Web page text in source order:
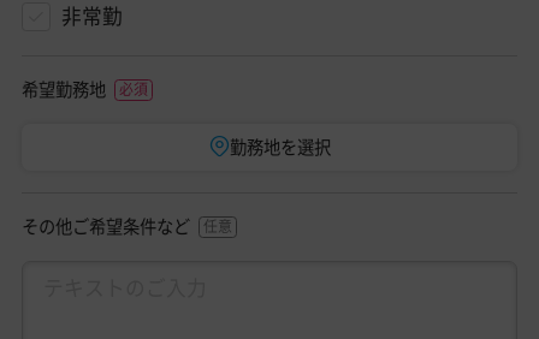
非常勤
希望勤務地
勤務地を選択
その他ご希望条件など